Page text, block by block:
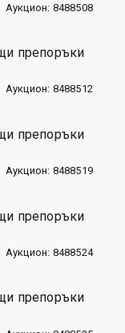
Аукцион: 8488508
препоръки
Аукцион: 8488512
препоръки
Аукцион: 8488519
препоръки
Аукцион: 8488524
препоръки